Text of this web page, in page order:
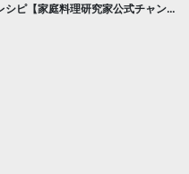
シピ【家庭料理研究家公式チャン